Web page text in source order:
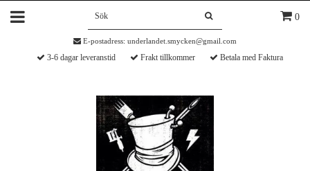
0
E-postadress: underlandet.smycken@gmail.com
3-6 dagar leveranstid Frakt tillkommer Betala med Faktura